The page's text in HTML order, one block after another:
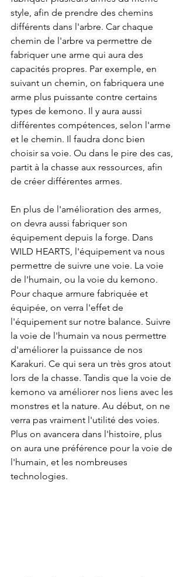
style, afin de prendre des chemins
différents dans l'arbre. Car chaque
chemin de l'arbre va permettre de
fabriquer une arme qui aura des
capacités propres. Par exemple, en
suivant un chemin, on fabriquera une
arme plus puissante contre certains
types de kemono. Il y aura aussi
différentes compétences, selon l'arme
et le chemin. Il faudra donc bien
choisir sa voie. Ou dans le pire des cas,
partit à la chasse aux ressources, afin
de créer différentes armes.
En plus de l'amélioration des armes,
on devra aussi fabriquer son
équipement depuis la forge. Dans
WILD HEARTS, l'équipement va nous
permettre de suivre une voie. La voie
de l'humain, ou la voie du kemono.
Pour chaque armure fabriquée et
équipée, on verra l'effet de
l'équipement sur notre balance. Suivre
la voie de l'humain va nous permettre
d'améliorer la puissance de nos
Karakuri. Ce qui sera un très gros atout
lors de la chasse. Tandis que la voie de
kemono va améliorer nos liens avec les
monstres et la nature. Au début, on ne
verra pas vraiment l'utilité des voies.
Plus on avancera dans l'histoire, plus
on aura une préférence pour la voie de
l'humain, et les nombreuses
technologies.